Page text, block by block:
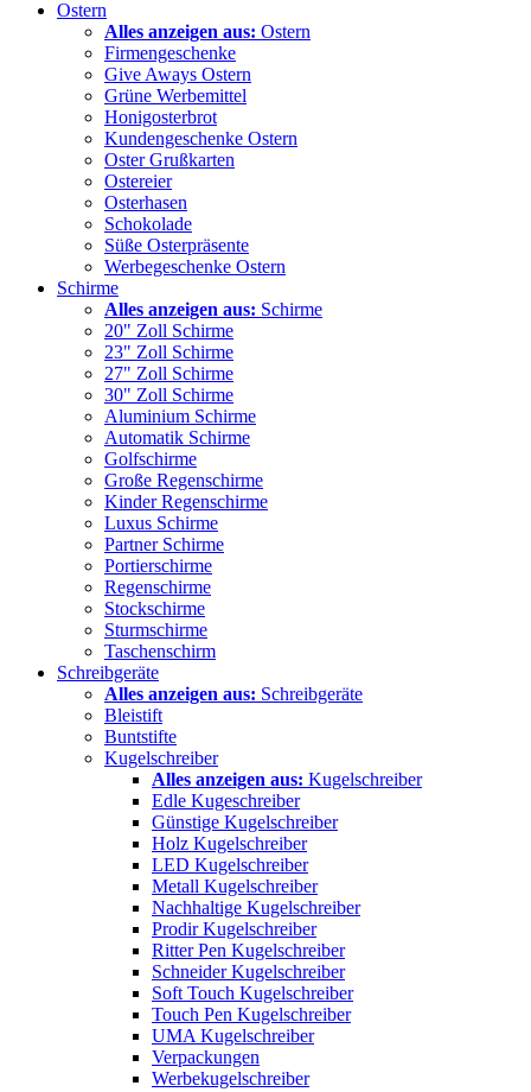
Ostern
Alles anzeigen aus: Ostern
Firmengeschenke
Give Aways Ostern
Grüne Werbemittel
Honigosterbrot
Kundengeschenke Ostern
Oster Grußkarten
Ostereier
Osterhasen
Schokolade
Süße Osterpräsente
Werbegeschenke Ostern
Schirme
Alles anzeigen aus: Schirme
20" Zoll Schirme
23" Zoll Schirme
27" Zoll Schirme
30" Zoll Schirme
Aluminium Schirme
Automatik Schirme
Golfschirme
Große Regenschirme
Kinder Regenschirme
Luxus Schirme
Partner Schirme
Portierschirme
Regenschirme
Stockschirme
Sturmschirme
Taschenschirm
Schreibgeräte
Alles anzeigen aus: Schreibgeräte
Bleistift
Buntstifte
Kugelschreiber
Alles anzeigen aus: Kugelschreiber
Edle Kugeschreiber
Günstige Kugelschreiber
Holz Kugelschreiber
LED Kugelschreiber
Metall Kugelschreiber
Nachhaltige Kugelschreiber
Prodir Kugelschreiber
Ritter Pen Kugelschreiber
Schneider Kugelschreiber
Soft Touch Kugelschreiber
Touch Pen Kugelschreiber
UMA Kugelschreiber
Verpackungen
Werbekugelschreiber